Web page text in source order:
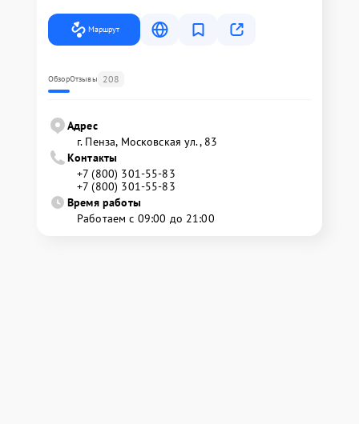
Маршрут
ОбзорОтзывы 208
Адрес
г. Пенза, Московская ул., 83
Контакты
+7 (800) 301-55-83
+7 (800) 301-55-83
Время работы
Работаем с 09:00 до 21:00